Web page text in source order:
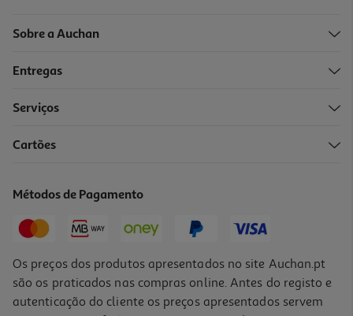
Sobre a Auchan
Entregas
Serviços
Cartões
Métodos de Pagamento
Os preços dos produtos apresentados no site Auchan.pt
são os praticados nas compras online. Antes do registo e
autenticação do cliente os preços apresentados servem